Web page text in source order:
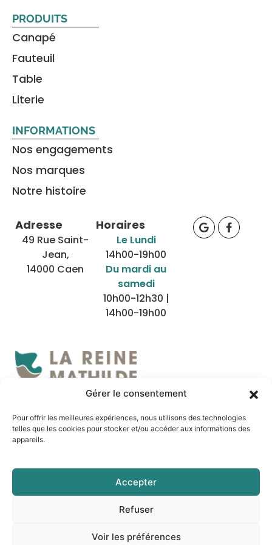
Gérer le consentement
Pour offrir les meilleures expériences, nous utilisons des technologies
telles que les cookies pour stocker et/ou accéder aux informations des
appareils.
Accepter
Refuser
Voir les préférences
PRODUITS
Canapé
Fauteuil
Table
Literie
INFORMATIONS
Nos engagements
Nos marques
Notre histoire
Adresse
49 Rue Saint-
Jean,
14000 Caen
Horaires
Le Lundi
14h00-19h00
Du mardi au
samedi
10h00-12h30 |
14h00-19h00
Nous localiser
Politique de confidentialité